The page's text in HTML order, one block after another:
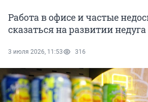
Работа в офисе и частые
сказаться на развитии недуга
3 июля 2026, 11:53 316